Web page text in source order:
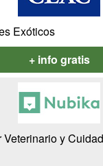
Exóticos
+ info gratis
y